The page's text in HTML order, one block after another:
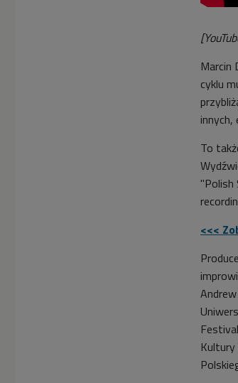
Marcin
cyklu
To
"Polish
<<<